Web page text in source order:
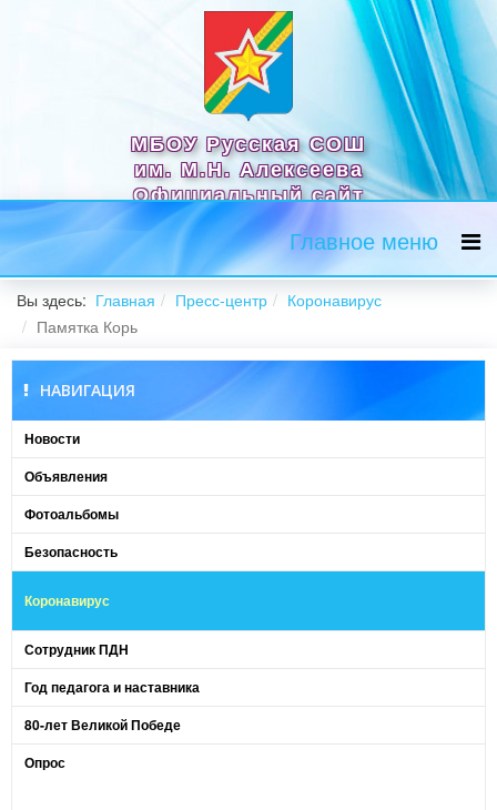
МБОУ Русская СОШ
им. М.Н. Алексеева
Официальный сайт
Главное меню
Вы здесь: Главная Пресс-центр
Коронавирус
Памятка Корь
НАВИГАЦИЯ
Новости
Объявления
Фотоальбомы
Безопасность
Коронавирус
Сотрудник ПДН
Год педагога и наставника
80-лет Великой Победе
Опрос